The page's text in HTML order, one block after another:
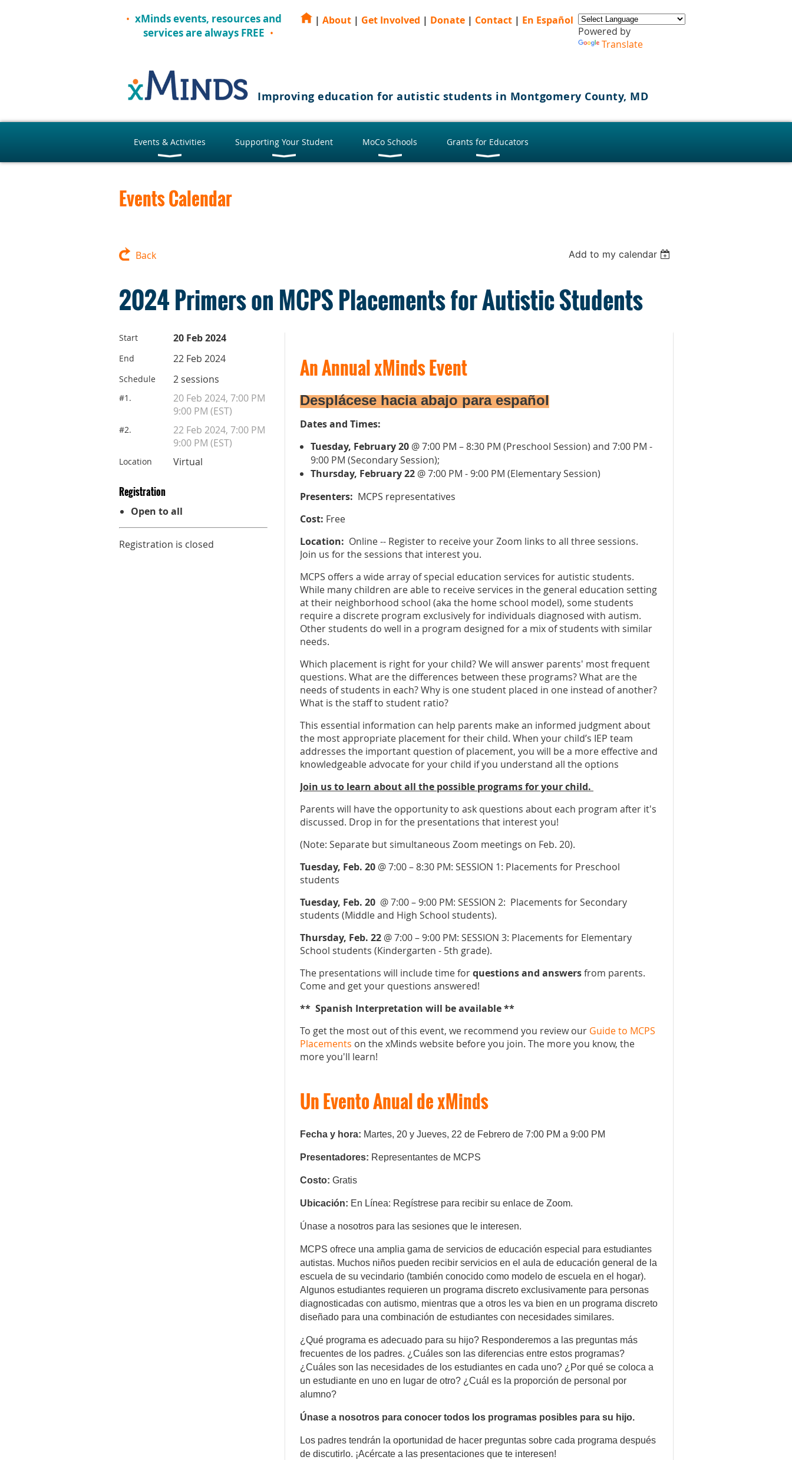
xMinds events, resources and
services are always FREE
| About | Get Involved | Donate | Contact | En Español
Powered by
Translate
Improving education for autistic students in Montgomery County, MD
Events & Activities Supporting Your Student MoCo Schools Grants for Educators
Events Calendar
Back Add to my calendar
2024 Primers on MCPS Placements for Autistic Students
Start 20 Feb 2024
End 22 Feb 2024
Schedule 2 sessions
#1.
20 Feb 2024, 7:00 PM
9:00 PM (EST)
#2.
22 Feb 2024, 7:00 PM
9:00 PM (EST)
Location Virtual
Registration
Open to all
Registration is closed
An Annual xMinds Event
Desplácese hacia abajo para español
Dates and Times:
Tuesday, February 20 @ 7:00 PM – 8:30 PM (Preschool Session) and 7:00 PM -
9:00 PM (Secondary Session);
Thursday, February 22 @ 7:00 PM - 9:00 PM (Elementary Session)
Presenters: MCPS representatives
Cost: Free
Location: Online -- Register to receive your Zoom links to all three sessions.
Join us for the sessions that interest you.
MCPS offers a wide array of special education services for autistic students.
While many children are able to receive services in the general education setting
at their neighborhood school (aka the home school model), some students
require a discrete program exclusively for individuals diagnosed with autism.
Other students do well in a program designed for a mix of students with similar
needs.
Which placement is right for your child? We will answer parents' most frequent
questions. What are the differences between these programs? What are the
needs of students in each? Why is one student placed in one instead of another?
What is the staff to student ratio?
This essential information can help parents make an informed judgment about
the most appropriate placement for their child. When your child’s IEP team
addresses the important question of placement, you will be a more effective and
knowledgeable advocate for your child if you understand all the options
Join us to learn about all the possible programs for your child.
Parents will have the opportunity to ask questions about each program after it's
discussed. Drop in for the presentations that interest you!
(Note: Separate but simultaneous Zoom meetings on Feb. 20).
Tuesday, Feb. 20 @ 7:00 – 8:30 PM: SESSION 1: Placements for Preschool
students
Tuesday, Feb. 20 @ 7:00 – 9:00 PM: SESSION 2: Placements for Secondary
students (Middle and High School students).
Thursday, Feb. 22 @ 7:00 – 9:00 PM: SESSION 3: Placements for Elementary
School students (Kindergarten - 5th grade).
The presentations will include time forquestions and answersfrom parents.
Come and get your questions answered!
** Spanish Interpretation will be available **
To get the most out of this event, we recommend you review our Guide to MCPS
Placements on the xMinds website before you join. The more you know, the
more you'll learn!
Un Evento Anual de xMinds
Fecha y hora: Martes, 20 y Jueves, 22 de Febrero de 7:00 PM a 9:00 PM
Presentadores: Representantes de MCPS
Costo: Gratis
Ubicación: En Línea: Regístrese para recibir su enlace de Zoom.
Únase a nosotros para las sesiones que le interesen.
MCPS ofrece una amplia gama de servicios de educación especial para estudiantes
autistas. Muchos niños pueden recibir servicios en el aula de educación general de la
escuela de su vecindario (también conocido como modelo de escuela en el hogar).
Algunos estudiantes requieren un programa discreto exclusivamente para personas
diagnosticadas con autismo, mientras que a otros les va bien en un programa discreto
diseñado para una combinación de estudiantes con necesidades similares.
¿Qué programa es adecuado para su hijo? Responderemos a las preguntas más
frecuentes de los padres. ¿Cuáles son las diferencias entre estos programas?
¿Cuáles son las necesidades de los estudiantes en cada uno? ¿Por qué se coloca a
un estudiante en uno en lugar de otro? ¿Cuál es la proporción de personal por
alumno?
Únase a nosotros para conocer todos los programas posibles para su hijo.
Los padres tendrán la oportunidad de hacer preguntas sobre cada programa después
de discutirlo. ¡Acércate a las presentaciones que te interesen!